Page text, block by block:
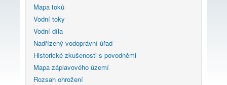
Mapa toků
Vodní toky
Vodní díla
Nadřízený vodoprávní úřad
Historické zkušenosti s povodněmi
Mapa záplavového území
Rozsah ohrožení